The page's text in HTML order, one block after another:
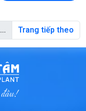
… Trang tiếp theo